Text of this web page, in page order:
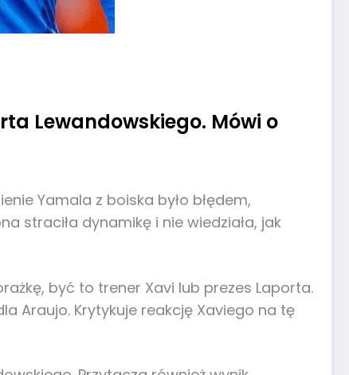
Lewandowskiego. Mówi o
Yamala z boiska było błędem,
straciła dynamikę i nie wiedziała, jak
być to trener Xavi lub prezes Laporta.
Araujo. Krytykuje reakcję Xaviego na tę